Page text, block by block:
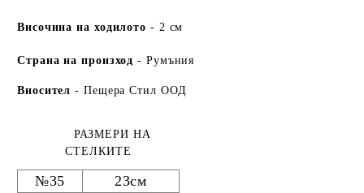
Височина на ходилото - 2 см
Страна на произход - Румъния
Вносител- Пещера Стил ООД
РАЗМЕРИ НА
СТЕЛКИТЕ
№35
23см